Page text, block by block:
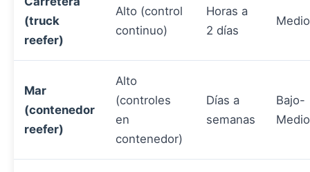
(truck
reefer)
Alto (control
continuo)
Horas a
2 días
Medio
Mar
(contenedor
reefer)
Alto
(controles
en
contenedor)
Días a
semanas
Bajo-
Medio